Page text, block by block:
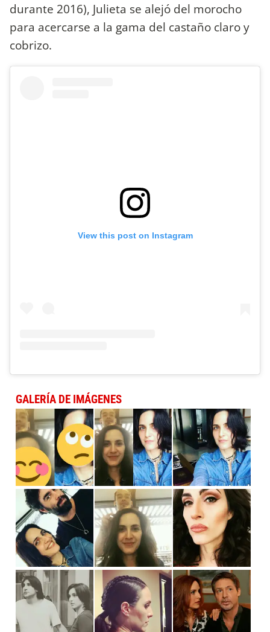
durante 2016), Julieta se alejó del morocho
para acercarse a la gama del castaño claro y
cobrizo.
View this post on Instagram
GALERÍA DE IMÁGENES